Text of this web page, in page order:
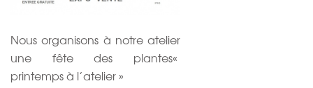
Nous organisons à notre atelier
une fête des plantes«
printemps à l’atelier »